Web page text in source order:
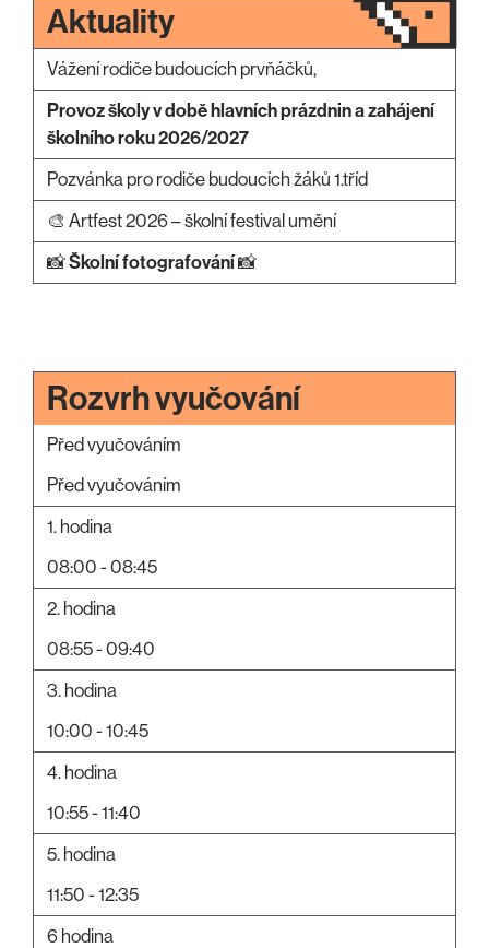
Aktuality
Vážení rodiče budoucích prvňáčků,
Provoz školy v době hlavních prázdnin a zahájení
školního roku 2026/2027
Pozvánka pro rodiče budoucích žáků 1.tříd
🎨 Artfest 2026 – školní festival umění
📸Školní fotografování📸
Rozvrh vyučování
Před vyučováním
Před vyučováním
1. hodina
08:00 - 08:45
2. hodina
08:55 - 09:40
3. hodina
10:00 - 10:45
4. hodina
10:55 - 11:40
5. hodina
11:50 - 12:35
6 hodina